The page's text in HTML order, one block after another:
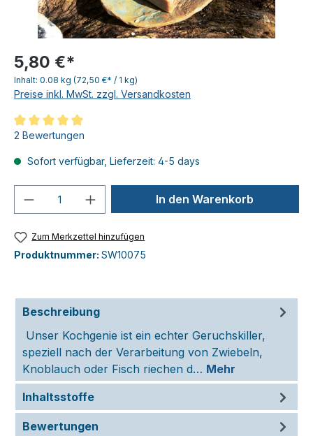
5,80 €*
Inhalt: 0.08 kg (72,50 €* / 1 kg)
Preise inkl. MwSt. zzgl. Versandkosten
Durchschnittliche Bewertung von 5 von 5 Sternen
2 Bewertungen
Sofort verfügbar, Lieferzeit: 4-5 days
Produkt Anzahl: Gib denIn den Warenkorb
Zum Merkzettel hinzufügen
Produktnummer: SW10075
Beschreibung
Unser Kochgenie ist ein echter Geruchskiller,
speziell nach der Verarbeitung von Zwiebeln,
Knoblauch oder Fisch riechen d… Mehr
Inhaltsstoffe
Bewertungen